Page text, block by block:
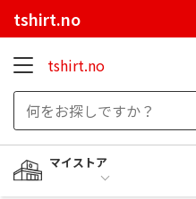
tshirt.no
tshirt.no
マイストア